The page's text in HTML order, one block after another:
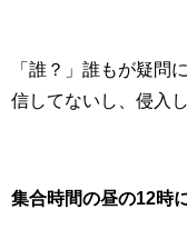
「誰？」誰もが疑問
信してないし、侵入
集合時間の昼の12時